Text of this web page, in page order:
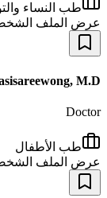
طب النساء
عرض الملف
M.D.
Doctor
طب الأطفال
عرض الملف